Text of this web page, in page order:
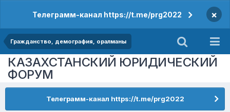
Телеграмм-канал https://t.me/prg2022 ×
Гражданство, демография, оралманы
КАЗАХСТАНСКИЙ ЮРИДИЧЕСКИЙ
ФОРУМ
Телеграмм-канал https://t.me/prg2022